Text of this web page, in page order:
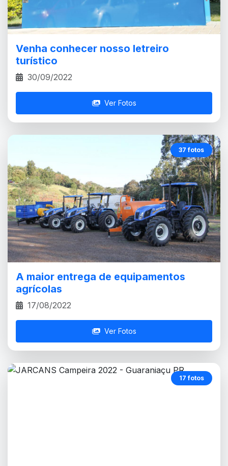
Venha conhecer nosso letreiro
turístico
30/09/2022
Ver Fotos
37 fotos
A maior entrega de equipamentos
agrícolas
17/08/2022
Ver Fotos
17 fotos